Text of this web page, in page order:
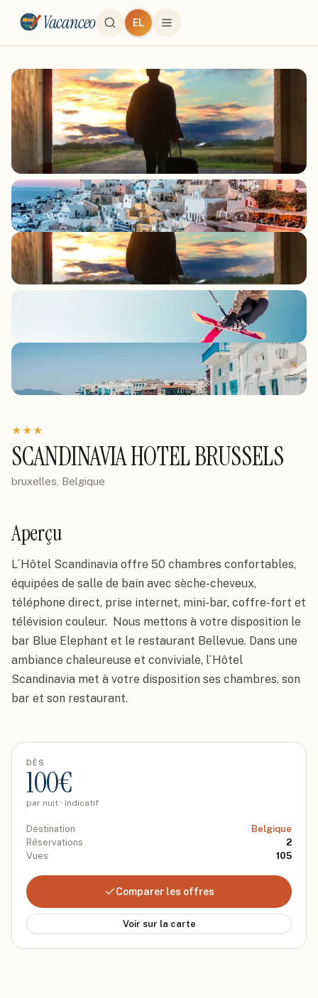
Vacanceo EL
★★★
SCANDINAVIA HOTEL BRUSSELS
bruxelles, Belgique
Aperçu
L´Hôtel Scandinavia offre 50 chambres confortables,
équipées de salle de bain avec sèche-cheveux,
téléphone direct, prise internet, mini-bar, coffre-fort et
télévision couleur.  Nous mettons à votre disposition le
bar Blue Elephant et le restaurant Bellevue. Dans une
ambiance chaleureuse et conviviale, l´Hôtel
Scandinavia met à votre disposition ses chambres, son
bar et son restaurant.
DÈS
100€
par nuit · indicatif
Destination
Belgique
Réservations
2
Vues
105
Comparer les offres
Voir sur la carte